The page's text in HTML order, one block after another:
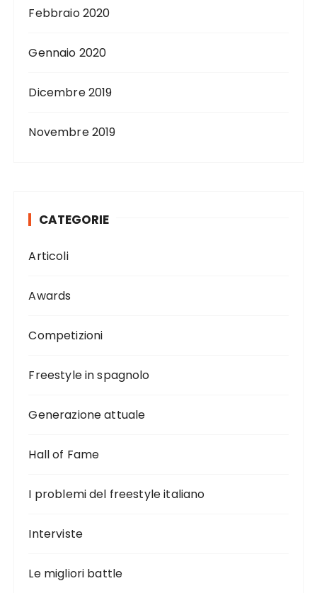
Febbraio 2020
Gennaio 2020
Dicembre 2019
Novembre 2019
CATEGORIE
Articoli
Awards
Competizioni
Freestyle in spagnolo
Generazione attuale
Hall of Fame
I problemi del freestyle italiano
Interviste
Le migliori battle